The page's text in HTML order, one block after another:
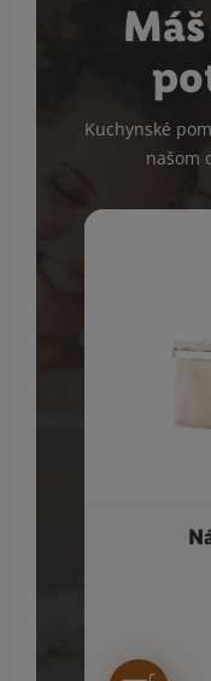
Kuchynské
našom